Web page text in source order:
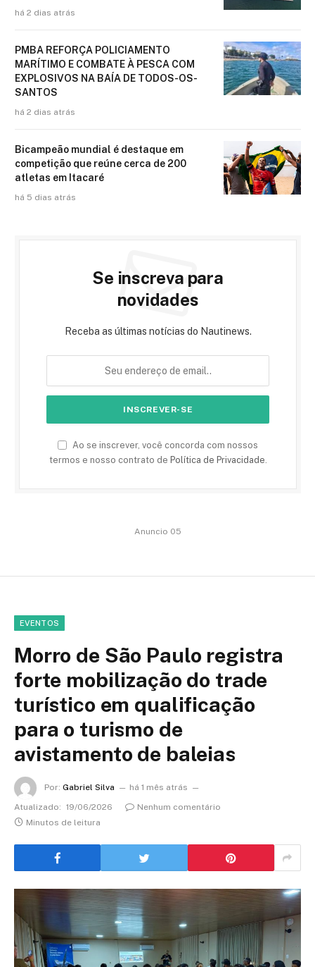
há 2 dias atrás
PMBA REFORÇA POLICIAMENTO
MARÍTIMO E COMBATE À PESCA COM
EXPLOSIVOS NA BAÍA DE TODOS-OS-
SANTOS
há 2 dias atrás
Bicampeão mundial é destaque em
competição que reúne cerca de 200
atletas em Itacaré
há 5 dias atrás
Se inscreva para
novidades
Receba as últimas notícias do Nautinews.
Ao se inscrever, você concorda com nossos
termos e nosso contrato de Política de Privacidade.
Anuncio 05
EVENTOS
Morro de São Paulo registra
forte mobilização do trade
turístico em qualificação
para o turismo de
avistamento de baleias
Por: Gabriel Silva
há 1 mês atrás
Atualizado: 19/06/2026
Nenhum comentário
Minutos de leitura